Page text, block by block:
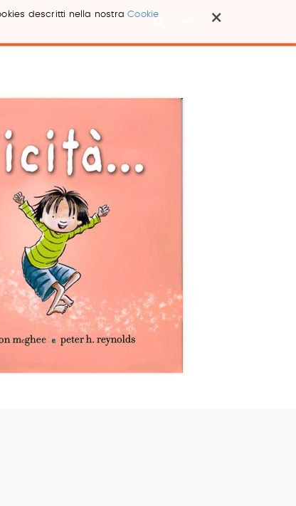
×
descritti nella nostraCookie
Cerca ...